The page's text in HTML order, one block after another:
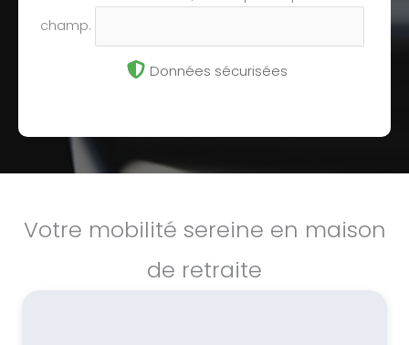
champ.
Données sécurisées
Votre mobilité sereine en maison
de retraite